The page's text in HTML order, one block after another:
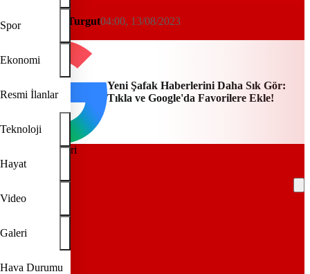
Spor
Ekonomi
Resmi İlanlar
Teknoloji
Hayat
Video
Galeri
Hava Durumu
Şehir Rehberi
Latife Beyza Turgut04:00, 13/08/2023
Yeni Şafak
Yeni Şafak Haberlerini Daha Sık Gör:
Tıkla ve Google'da Favorilere Ekle!
Arşiv.